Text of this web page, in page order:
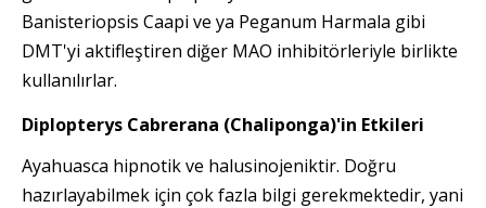
Banisteriopsis Caapi ve ya Peganum Harmala gibi
DMT'yi aktifleştiren diğer MAO inhibitörleriyle birlikte
kullanılırlar.
Diplopterys Cabrerana (Chaliponga)'in Etkileri
Ayahuasca hipnotik ve halusinojeniktir. Doğru
hazırlayabilmek için çok fazla bilgi gerekmektedir, yani